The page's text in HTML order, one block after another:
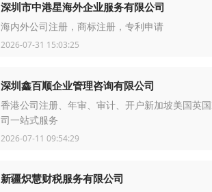
深圳市中港星海外企业服务有限公司
海内外公司注册，商标注册，专利申请
2026-07-31 15:03:25
深圳鑫百顺企业管理咨询有限公司
香港公司注册、年审、审计、开户新加坡美国英
司一站式服务
2026-07-11 09:54:29
新疆炽慧财税服务有限公司